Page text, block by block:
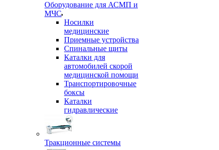
Оборудование для АСМП и
МЧС
Носилки
медицинские
Приемные устройства
Спинальные щиты
Каталки для
автомобилей скорой
медицинской помощи
Транспортировочные
боксы
Каталки
гидравлические
Тракционные системы